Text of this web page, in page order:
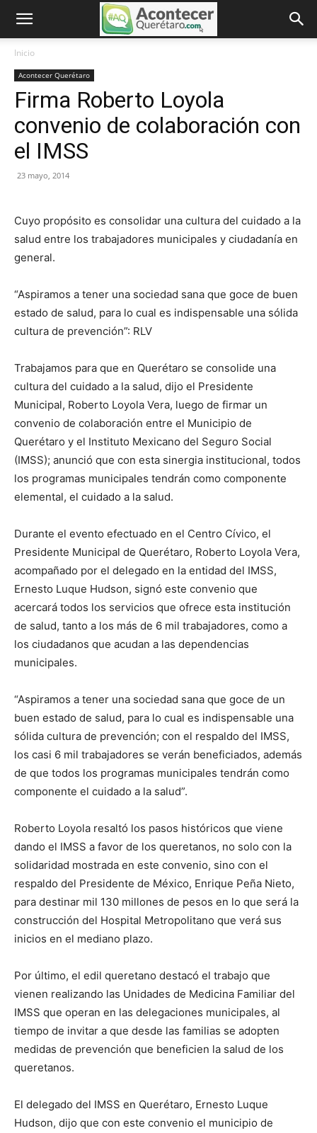
Inicio
Acontecer Querétaro
Firma Roberto Loyola
convenio de colaboración con
el IMSS
23 mayo, 2014
Cuyo propósito es consolidar una cultura del cuidado a la
salud entre los trabajadores municipales y ciudadanía en
general.
“Aspiramos a tener una sociedad sana que goce de buen
estado de salud, para lo cual es indispensable una sólida
cultura de prevención”: RLV
Trabajamos para que en Querétaro se consolide una
cultura del cuidado a la salud, dijo el Presidente
Municipal, Roberto Loyola Vera, luego de firmar un
convenio de colaboración entre el Municipio de
Querétaro y el Instituto Mexicano del Seguro Social
(IMSS); anunció que con esta sinergia institucional, todos
los programas municipales tendrán como componente
elemental, el cuidado a la salud.
Durante el evento efectuado en el Centro Cívico, el
Presidente Municipal de Querétaro, Roberto Loyola Vera,
acompañado por el delegado en la entidad del IMSS,
Ernesto Luque Hudson, signó este convenio que
acercará todos los servicios que ofrece esta institución
de salud, tanto a los más de 6 mil trabajadores, como a
los ciudadanos que acudan a las dependencias
municipales.
“Aspiramos a tener una sociedad sana que goce de un
buen estado de salud, para lo cual es indispensable una
sólida cultura de prevención; con el respaldo del IMSS,
los casi 6 mil trabajadores se verán beneficiados, además
de que todos los programas municipales tendrán como
componente el cuidado a la salud”.
Roberto Loyola resaltó los pasos históricos que viene
dando el IMSS a favor de los queretanos, no solo con la
solidaridad mostrada en este convenio, sino con el
respaldo del Presidente de México, Enrique Peña Nieto,
para destinar mil 130 millones de pesos en lo que será la
construcción del Hospital Metropolitano que verá sus
inicios en el mediano plazo.
Por último, el edil queretano destacó el trabajo que
vienen realizando las Unidades de Medicina Familiar del
IMSS que operan en las delegaciones municipales, al
tiempo de invitar a que desde las familias se adopten
medidas de prevención que beneficien la salud de los
queretanos.
El delegado del IMSS en Querétaro, Ernesto Luque
Hudson, dijo que con este convenio el municipio de